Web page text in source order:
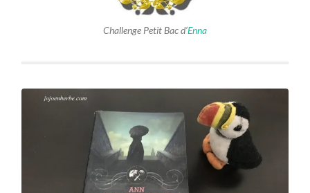
Challenge Petit Bac d’Enna